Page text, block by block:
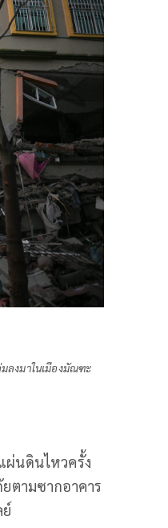
ลงมาในเมืองมัณฑะ
ผ่นดินไหวครั้ง
ตามซากอาคาร